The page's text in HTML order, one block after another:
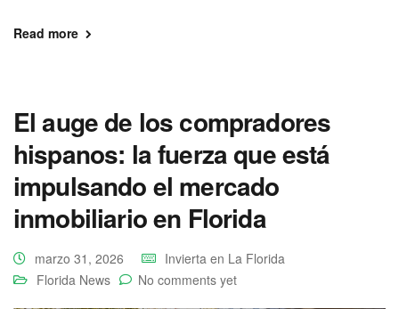
Read more
El auge de los compradores
hispanos: la fuerza que está
impulsando el mercado
inmobiliario en Florida
marzo 31, 2026
Invierta en La Florida
Florida News
No comments yet